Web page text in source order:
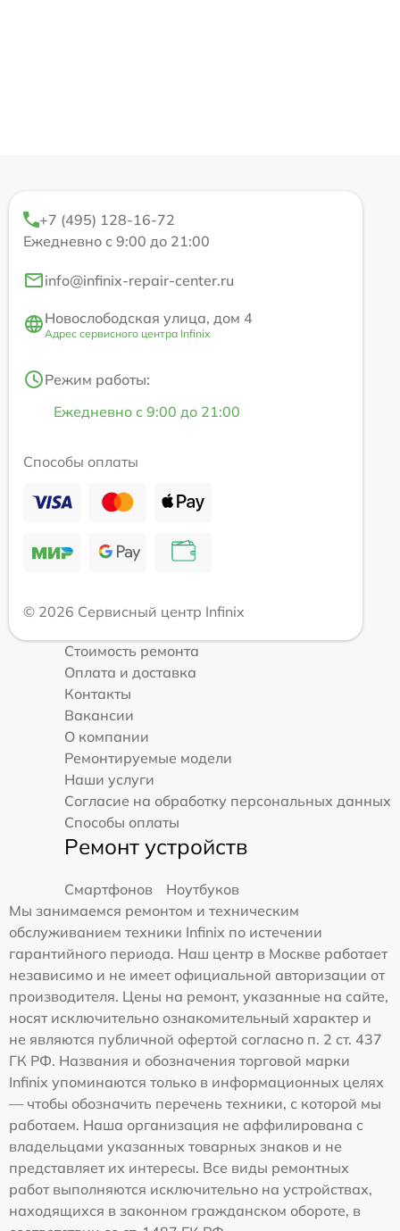
+7 (495) 128-16-72
Ежедневно с 9:00 до 21:00
info@infinix-repair-center.ru
Новослободская улица, дом 4
Адрес сервисного центра Infinix
Режим работы:
Ежедневно с 9:00 до 21:00
Способы оплаты
© 2026 Сервисный центр Infinix
Стоимость ремонта
Оплата и доставка
Контакты
Вакансии
О компании
Ремонтируемые модели
Наши услуги
Согласие на обработку персональных данных
Способы оплаты
Ремонт устройств
Смартфонов
Ноутбуков
Мы занимаемся ремонтом и техническим
обслуживанием техники Infinix по истечении
гарантийного периода. Наш центр в Москве работает
независимо и не имеет официальной авторизации от
производителя. Цены на ремонт, указанные на сайте,
носят исключительно ознакомительный характер и
не являются публичной офертой согласно п. 2 ст. 437
ГК РФ. Названия и обозначения торговой марки
Infinix упоминаются только в информационных целях
— чтобы обозначить перечень техники, с которой мы
работаем. Наша организация не аффилирована с
владельцами указанных товарных знаков и не
представляет их интересы. Все виды ремонтных
работ выполняются исключительно на устройствах,
находящихся в законном гражданском обороте, в